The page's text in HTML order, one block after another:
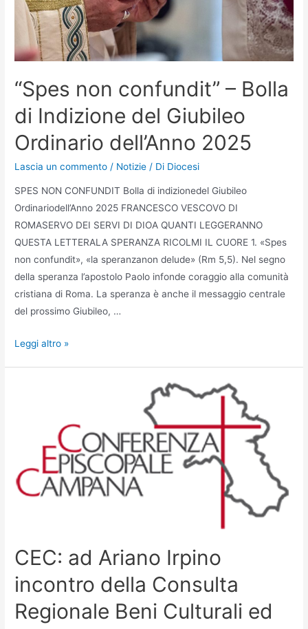
“Spes non confundit” – Bolla
di Indizione del Giubileo
Ordinario dell’Anno 2025
Lascia un commento / Notizie / Di Diocesi
SPES NON CONFUNDIT Bolla di indizionedel Giubileo
Ordinariodell’Anno 2025 FRANCESCO VESCOVO DI
ROMASERVO DEI SERVI DI DIOA QUANTI LEGGERANNO
QUESTA LETTERALA SPERANZA RICOLMI IL CUORE 1. «Spes
non confundit», «la speranzanon delude» (Rm 5,5). Nel segno
della speranza l’apostolo Paolo infonde coraggio alla comunità
cristiana di Roma. La speranza è anche il messaggio centrale
del prossimo Giubileo, …
Leggi altro »
CEC: ad Ariano Irpino
incontro della Consulta
Regionale Beni Culturali ed